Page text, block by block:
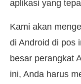
aplikasi yang
Kami akan
di Android di pos
besar perangkat
ini, Anda harus